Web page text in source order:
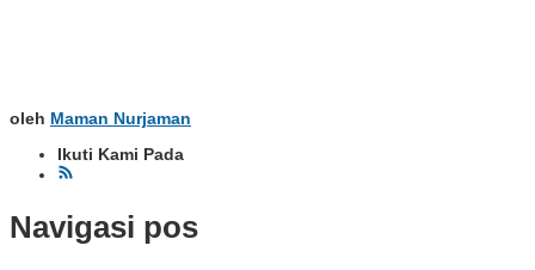
oleh Maman Nurjaman
Ikuti Kami Pada
Navigasi pos